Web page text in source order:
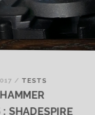
/ TESTS
SHADESPIRE